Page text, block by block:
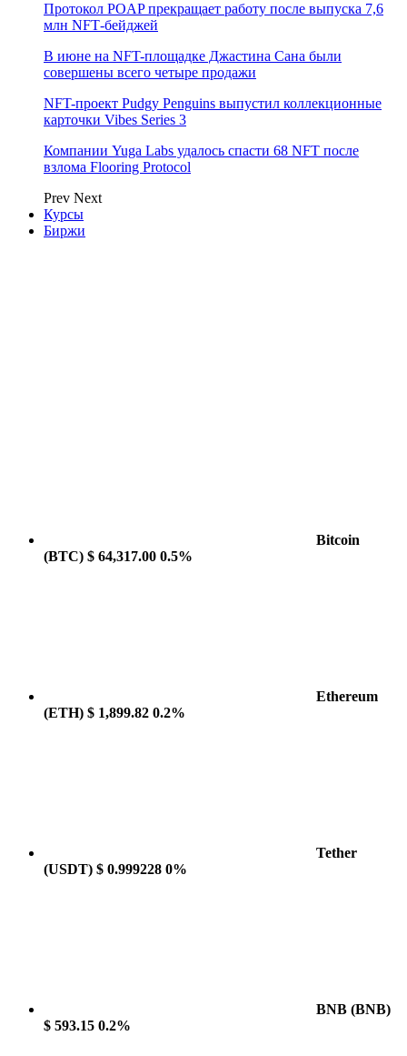
Протокол POAP прекращает работу после выпуска 7,6
млн NFT‑бейджей
В июне на NFT-площадке Джастина Сана были
совершены всего четыре продажи
NFT-проект Pudgy Penguins выпустил коллекционные
карточки Vibes Series 3
Компании Yuga Labs удалось спасти 68 NFT после
взлома Flooring Protocol
Prev Next
Курсы
Биржи
Bitcoin
(BTC) $ 64,317.00 0.5%
Ethereum
(ETH) $ 1,899.82 0.2%
Tether
(USDT) $ 0.999228 0%
BNB (BNB)
$ 593.15 0.2%